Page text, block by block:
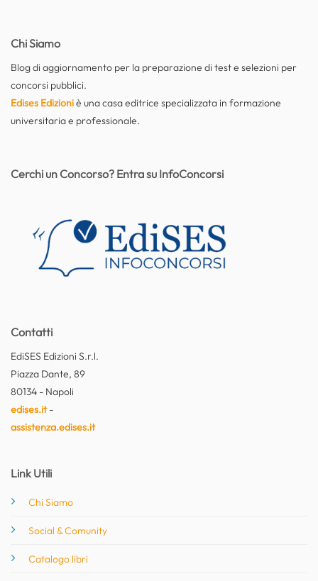
Chi Siamo
Blog di aggiornamento per la preparazione di test e selezioni per
concorsi pubblici.
Edises Edizioniè una casa editrice specializzata in formazione
universitaria e professionale.
Contatti
EdiSES Edizioni S.r.l.
Piazza Dante, 89
80134 - Napoli
edises.it-
assistenza.edises.it
Link Utili
Chi Siamo
Social & Comunity
Catalogo libri
Cerchi un Concorso? Entra su InfoConcorsi